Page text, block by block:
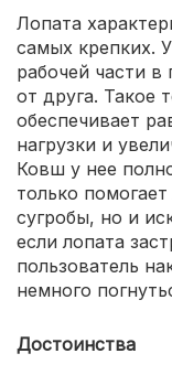
Лопата
самых крепких.
рабочей части в
от друга. Такое
обеспечивает
нагрузки и
Ковш у нее
только
сугробы, но и
если лопата
пользователь
немного
Достоинства